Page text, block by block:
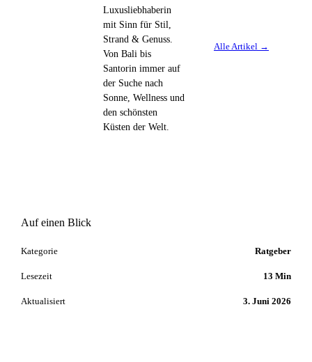
Luxusliebhaberin
mit Sinn für Stil,
Strand & Genuss.
Von Bali bis
Santorin immer auf
der Suche nach
Sonne, Wellness und
den schönsten
Küsten der Welt.
Alle Artikel →
Auf einen Blick
Kategorie Ratgeber
Lesezeit 13 Min
Aktualisiert 3. Juni 2026